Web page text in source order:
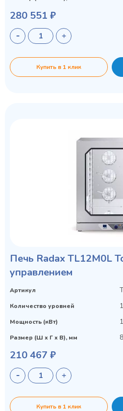
280 551 ₽
Купить в 1 клик
Печь Radax TL12M0L
управлением
Артикул
Количество уровней
Мощность (кВт)
Размер (Ш х Г х В), мм
210 467 ₽
Купить в 1 клик